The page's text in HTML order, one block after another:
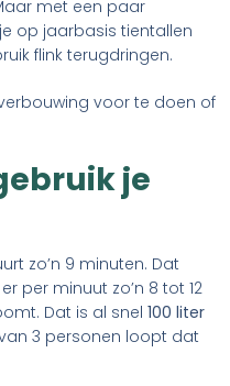
met een paar
op jaarbasis tientallen
flink terugdringen.
voor te doen of
je
zo’n 9 minuten. Dat
per minuut zo’n 8 tot 12
Dat is al snel 100 liter
3 personen loopt dat